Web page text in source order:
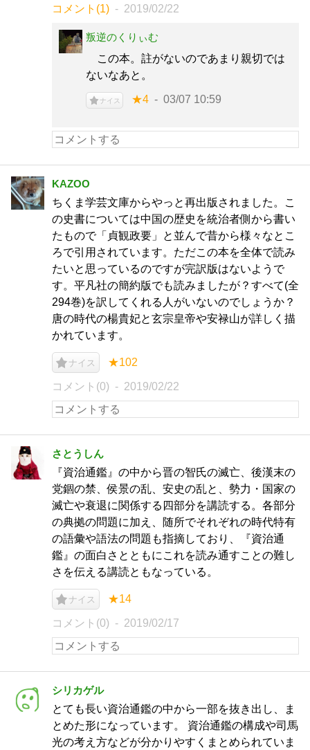
コメント(1) 2019/02/22
叛逆のくりぃむ
この本。註がないのであまり親切では
ないなあと。
ナイス ★4 03/07 10:59
KAZOO
ちくま学芸文庫からやっと再出版されました。こ
の史書については中国の歴史を統治者側から書い
たもので「貞観政要」と並んで昔から様々なとこ
ろで引用されています。ただこの本を全体で読み
たいと思っているのですが完訳版はないようで
す。平凡社の簡約版でも読みましたが？すべて(全
294巻)を訳してくれる人がいないのでしょうか？
唐の時代の楊貴妃と玄宗皇帝や安禄山が詳しく描
かれています。
ナイス ★102
コメント(0) 2019/02/22
さとうしん
『資治通鑑』の中から晋の智氏の滅亡、後漢末の
党錮の禁、侯景の乱、安史の乱と、勢力・国家の
滅亡や衰退に関係する四部分を講読する。各部分
の典拠の問題に加え、随所でそれぞれの時代特有
の語彙や語法の問題も指摘しており、『資治通
鑑』の面白さとともにこれを読み通すことの難し
さを伝える講読ともなっている。
ナイス ★14
コメント(0) 2019/02/17
シリカゲル
とても長い資治通鑑の中から一部を抜き出し、ま
とめた形になっています。 資治通鑑の構成や司馬
光の考え方などが分かりやすくまとめられていま